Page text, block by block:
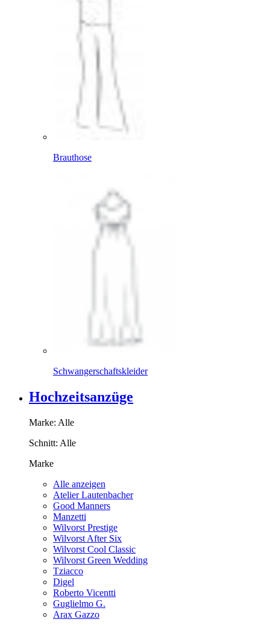
Brauthose
Schwangerschaftskleider
Hochzeitsanzüge
Marke: Alle
Schnitt: Alle
Marke
Alle anzeigen
Atelier Lautenbacher
Good Manners
Manzetti
Wilvorst Prestige
Wilvorst After Six
Wilvorst Cool Classic
Wilvorst Green Wedding
Tziacco
Digel
Roberto Vicentti
Guglielmo G.
Arax Gazzo